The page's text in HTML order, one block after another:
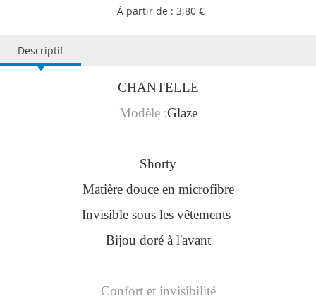
À partir de : 3,80 €
Descriptif
CHANTELLE
Modèle :Glaze
Shorty
Matière douce en microfibre
Invisible sous les vêtements
Bijou doré à l'avant
Confort et invisibilité